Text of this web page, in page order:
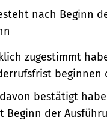
nach Beginn
zugestimmt
beginnen
bestätigt
Beginn der